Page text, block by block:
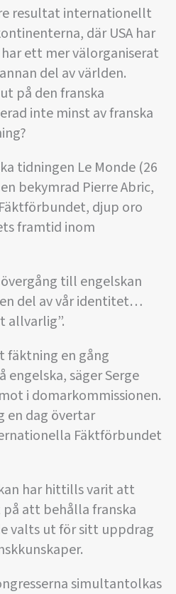
resultat internationellt
där USA har
ett mer välorganiserat
del av världen.
på den franska
inte minst av franska
tidningen Le Monde (26
bekymrad Pierre Abric,
djup oro
framtid inom
till engelskan
del av vår identitet…
allvarlig”.
fäktning en gång
säger Serge
i domarkommissionen.
en dag övertar
Fäktförbundet
har hittills varit att
att behålla franska
valts ut för sitt uppdrag
simultantolkas